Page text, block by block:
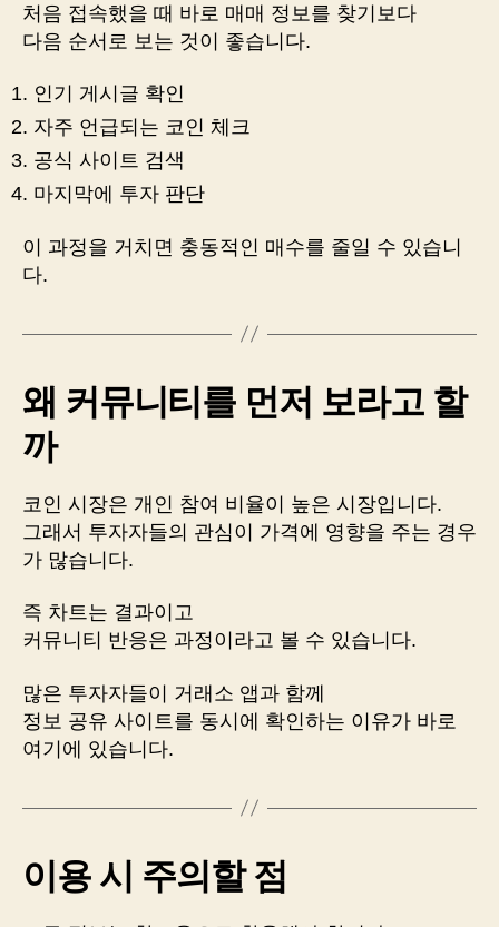
처음 접속했을 때 바로 매매 정보를 찾기보다
다음 순서로 보는 것이 좋습니다.
인기 게시글 확인
자주 언급되는 코인 체크
공식 사이트 검색
마지막에 투자 판단
이 과정을 거치면 충동적인 매수를 줄일 수 있습니
다.
왜 커뮤니티를 먼저 보라고 할
까
코인 시장은 개인 참여 비율이 높은 시장입니다.
그래서 투자자들의 관심이 가격에 영향을 주는 경우
가 많습니다.
즉 차트는 결과이고
커뮤니티 반응은 과정이라고 볼 수 있습니다.
많은 투자자들이 거래소 앱과 함께
정보 공유 사이트를 동시에 확인하는 이유가 바로
여기에 있습니다.
이용 시 주의할 점